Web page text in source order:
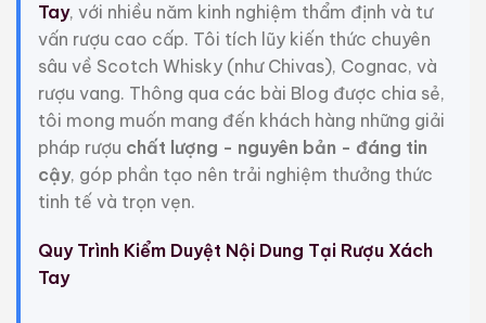
Tay, với nhiều năm kinh nghiệm thẩm định và tư
vấn rượu cao cấp. Tôi tích lũy kiến thức chuyên
sâu về Scotch Whisky (như Chivas), Cognac, và
rượu vang. Thông qua các bài Blog được chia sẻ,
tôi mong muốn mang đến khách hàng những giải
pháp rượu chất lượng - nguyên bản - đáng tin
cậy, góp phần tạo nên trải nghiệm thưởng thức
tinh tế và trọn vẹn.
Quy Trình Kiểm Duyệt Nội Dung Tại Rượu Xách
Tay